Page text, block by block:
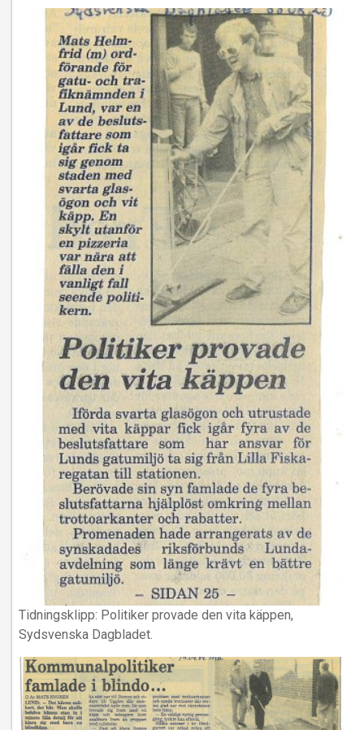
Tidningsklipp: Politiker provade den vita käppen,
Sydsvenska Dagbladet.